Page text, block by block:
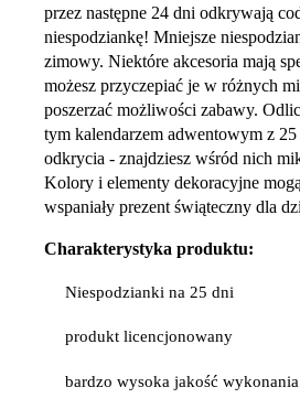
przez następne 24 dni odkrywają
niespodziankę! Mniejsze
zimowy. Niektóre akcesoria mają
możesz przyczepiać je w różnych
poszerzać możliwości zabawy.
tym kalendarzem adwentowym z
odkrycia - znajdziesz wśród nich
Kolory i elementy dekoracyjne
wspaniały prezent świąteczny dla
Charakterystyka produktu:
Niespodzianki na 25 dni
produkt licencjonowany
bardzo wysoka jakość